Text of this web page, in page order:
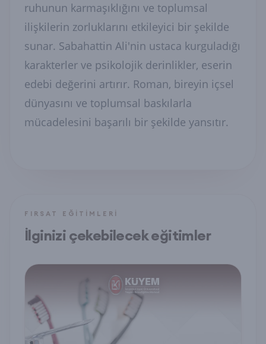
ruhunun karmaşıklığını ve toplumsal
ilişkilerin zorluklarını etkileyici bir şekilde
sunar. Sabahattin Ali'nin ustaca kurguladığı
karakterler ve psikolojik derinlikler, eserin
edebi değerini artırır. Roman, bireyin içsel
dünyasını ve toplumsal baskılarla
mücadelesini başarılı bir şekilde yansıtır.
FIRSAT EĞITIMLERI
İlginizi çekebilecek eğitimler